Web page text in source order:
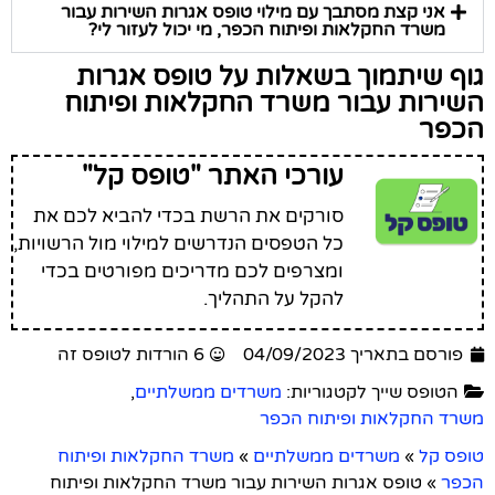
אני קצת מסתבך עם מילוי טופס אגרות השירות עבור
משרד החקלאות ופיתוח הכפר, מי יכול לעזור לי?
גוף שיתמוך בשאלות על טופס אגרות
השירות עבור משרד החקלאות ופיתוח
הכפר
עורכי האתר "טופס קל"
סורקים את הרשת בכדי להביא לכם את
כל הטפסים הנדרשים למילוי מול הרשויות,
ומצרפים לכם מדריכים מפורטים בכדי
להקל על התהליך.
פורסם בתאריך 04/09/2023
6 הורדות לטופס זה
הטופס שייך לקטגוריות: משרדים ממשלתיים,
משרד החקלאות ופיתוח הכפר
טופס קל » משרדים ממשלתיים » משרד החקלאות ופיתוח
הכפר » טופס אגרות השירות עבור משרד החקלאות ופיתוח